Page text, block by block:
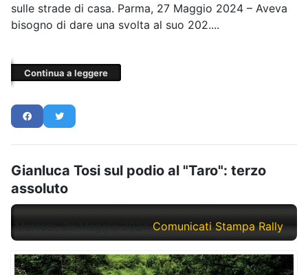
sulle strade di casa. Parma, 27 Maggio 2024 – Aveva
bisogno di dare una svolta al suo 202....
Continua a leggere
Gianluca Tosi sul podio al "Taro": terzo
assoluto
Martedì, 28 Maggio 2024 Comunicati Stampa Rally